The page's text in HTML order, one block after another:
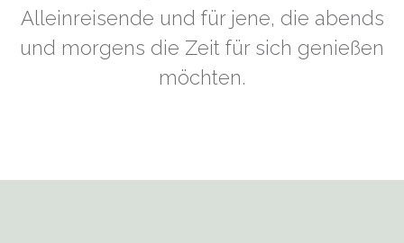
Alleinreisende und für jene, die abends
und morgens die Zeit für sich genießen
möchten.